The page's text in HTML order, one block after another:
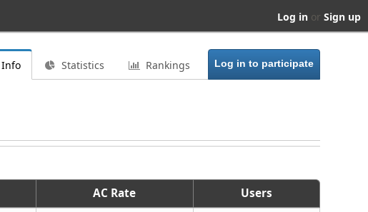
Log in or Sign up
Info Statistics Rankings
AC Rate Users